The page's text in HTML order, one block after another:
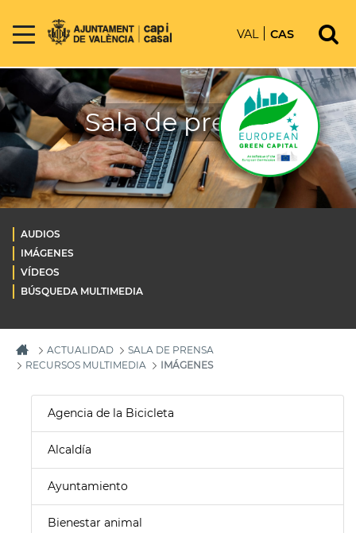
VAL CAS
Sala de prensa
AUDIOS
IMÁGENES
VÍDEOS
BÚSQUEDA MULTIMEDIA
ACTUALIDAD
SALA DE PRENSA
RECURSOS MULTIMEDIA
IMÁGENES
Agencia de la Bicicleta
Alcaldía
Ayuntamiento
Bienestar animal